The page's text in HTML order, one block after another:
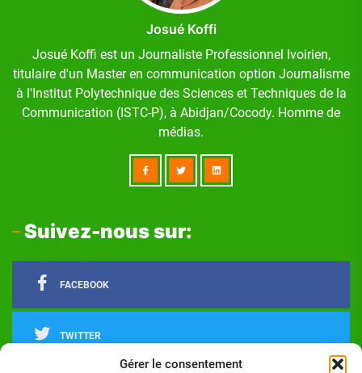
Gérer le consentement
Josué Koffi
Josué Koffi est un Journaliste Professionnel Ivoirien,
titulaire d'un Master en communication option Journalisme
à l'Institut Polytechnique des Sciences et Techniques de la
Communication (ISTC-P), à Abidjan/Cocody. Homme de
médias.
Suivez-nous sur:
FACEBOOK
TWITTER